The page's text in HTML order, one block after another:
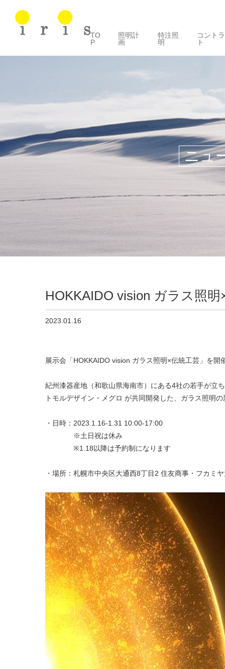
TO
P
照明計
画
特注照
明
コント
ト
ニュ
HOKKAIDO vision ガラス照
2023.01.16
展示会「HOKKAIDO vision ガラス照明×伝統工芸」を開
紀州漆器産地（和歌山県海南市）にある4社の若手が立
トモルデザイン・メグロ が共同開発した、ガラス照明
・日時：2023.1.16-1.31 10:00-17:00
※土日祝は休み
※1.18以降は予約制になります
・場所：札幌市中央区大通西8丁目2 住友商事・フカミ